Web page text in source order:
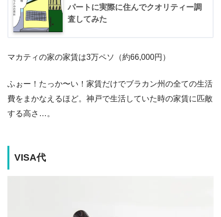
パートに実際に住んでクオリティー調
査してみた
マカティの家の家賃は3万ペソ（約66,000円）
ふぉー！たっか〜い！家賃だけでブラカン州の全ての生活
費をまかなえるほど。神戸で生活していた時の家賃に匹敵
する高さ…。
VISA代